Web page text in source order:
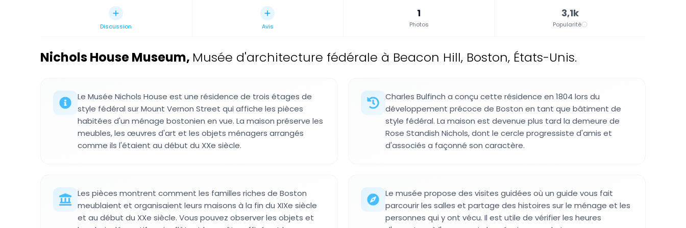
Discussion Avis
1
Photos
3,1k
Popularité
Nichols House Museum, Musée d'architecture fédérale à Beacon Hill, Boston, États-Unis.
Le Musée Nichols House est une résidence de trois étages de
style fédéral sur Mount Vernon Street qui affiche les pièces
habitées d'un ménage bostonien en vue. La maison préserve les
meubles, les œuvres d'art et les objets ménagers arrangés
comme ils l'étaient au début du XXe siècle.
Charles Bulfinch a conçu cette résidence en 1804 lors du
développement précoce de Boston en tant que bâtiment de
style fédéral. La maison est devenue plus tard la demeure de
Rose Standish Nichols, dont le cercle progressiste d'amis et
d'associés a façonné son caractère.
Les pièces montrent comment les familles riches de Boston
meublaient et organisaient leurs maisons à la fin du XIXe siècle
et au début du XXe siècle. Vous pouvez observer les objets et
Le musée propose des visites guidées où un guide vous fait
parcourir les salles et partage des histoires sur le ménage et les
personnes qui y ont vécu. Il est utile de vérifier les heures